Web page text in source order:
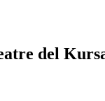
del